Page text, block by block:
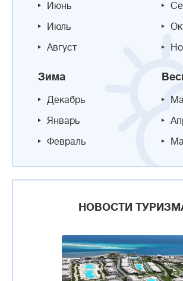
Июнь
Июль
Август
Зима
Декабрь
Январь
Февраль
НОВОСТИ